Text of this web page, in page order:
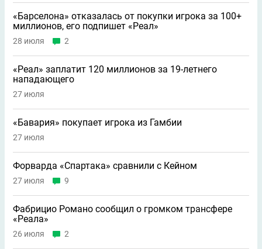
«Барселона» отказалась от покупки игрока за 100+
миллионов, его подпишет «Реал»
28 июля 2
«Реал» заплатит 120 миллионов за 19-летнего
нападающего
27 июля
«Бавария» покупает игрока из Гамбии
27 июля
Форварда «Спартака» сравнили с Кейном
27 июля 9
Фабрицио Романо сообщил о громком трансфере
«Реала»
26 июля 2